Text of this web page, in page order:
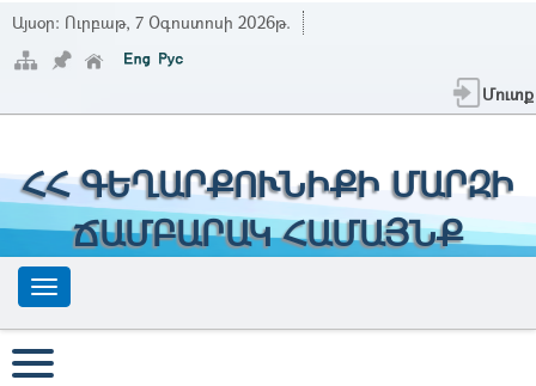
Այսօր: Ուրբաթ, 7 Օգոստոսի 2026թ.
Մուտք
ՀՀ ԳԵՂԱՐՔՈՒՆԻՔԻ ՄԱՐԶԻ
ՃԱՄԲԱՐԱԿ ՀԱՄԱՅՆՔ